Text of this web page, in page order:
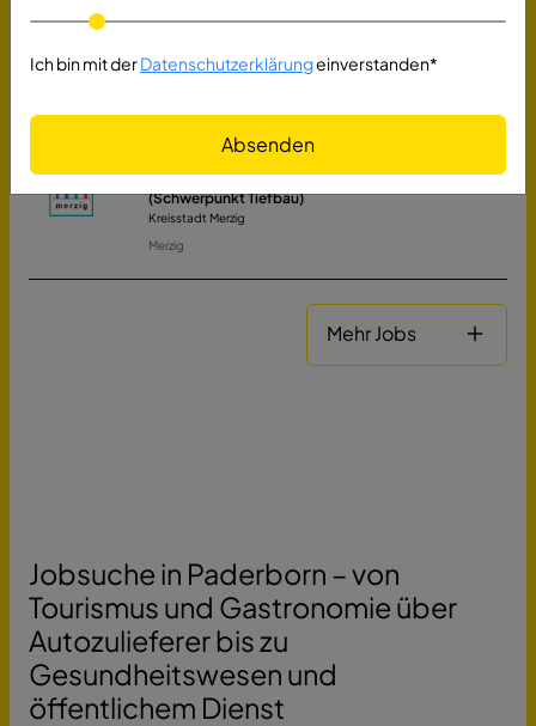
Techniker (m/w/d) Fachbereich Bautechnik
(Schwerpunkt Tiefbau)
Kreisstadt Merzig
Merzig
Mehr Jobs
Jobsuche in Paderborn – von
Tourismus und Gastronomie über
Autozulieferer bis zu
Gesundheitswesen und
öffentlichem Dienst
Ich bin mit derDatenschutzerklärungeinverstanden*
Absenden